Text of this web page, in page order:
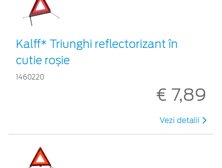
Kalff* Triunghi reflectorizant în
cutie roșie
1460220
€ 7,89
Vezi detalii